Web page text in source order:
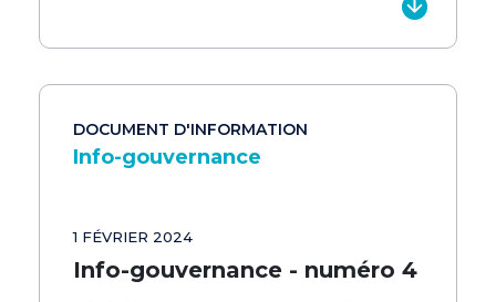
DOCUMENT D'INFORMATION
Info-gouvernance
1 FÉVRIER 2024
Info-gouvernance - numéro 4